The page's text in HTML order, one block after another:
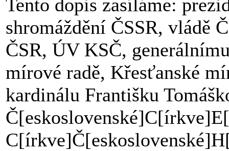
Tento dopis zasíláme:
shromáždění ČSSR, vládě
ČSR, ÚV KSČ,
mírové radě, Křesťanské
kardinálu Františku